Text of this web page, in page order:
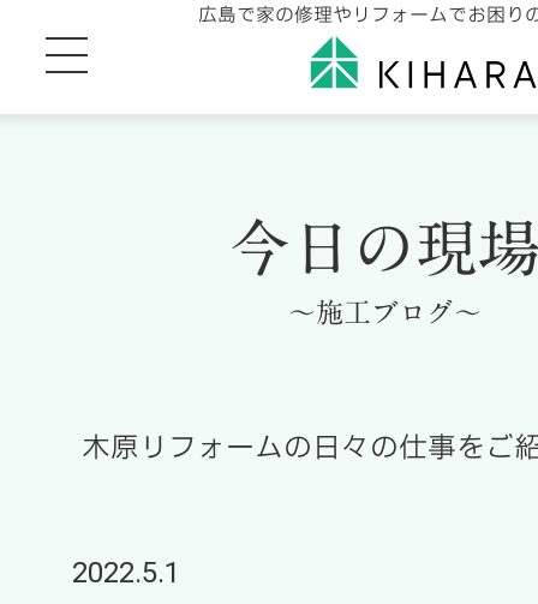
広島で家の修理やリフォームでお困り
今日の現
～施工ブログ～
木原リフォームの日々の仕事をご
2022.5.1